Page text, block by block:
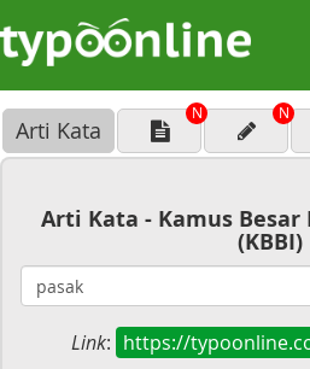
Arti Kata
N N
Arti Kata - Kamus Besar
(KBBI)
Link: https://